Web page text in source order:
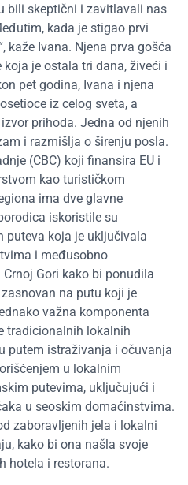
bili skeptični i zavitlavali nas
kada je stigao prvi
kaže Ivana. Njena prva gošća
je ostala tri dana, živeći i
pet godina, Ivana i njena
iz celog sveta, a
prihoda. Jedna od njenih
i razmišlja o širenju posla.
(CBC) koji finansira EU i
kao turističkom
ima dve glavne
iskoristile su
puteva koja je uključivala
i međusobno
Gori kako bi ponudila
na putu koji je
važna komponenta
tradicionalnih lokalnih
putem istraživanja i očuvanja
u lokalnim
putevima, uključujući i
u seoskim domaćinstvima.
zaboravljenih jela i lokalni
kako bi ona našla svoje
hotela i restorana.